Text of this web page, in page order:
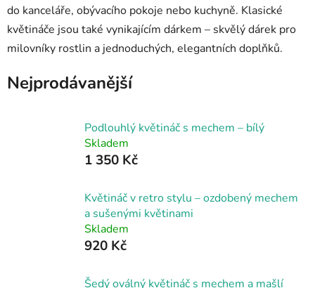
do kanceláře, obývacího pokoje nebo kuchyně. Klasické
květináče jsou také vynikajícím dárkem – skvělý dárek pro
milovníky rostlin a jednoduchých, elegantních doplňků.
Nejprodávanější
Podlouhlý květináč s mechem – bílý
Skladem
1 350 Kč
Květináč v retro stylu – ozdobený mechem
a sušenými květinami
Skladem
920 Kč
Šedý oválný květináč s mechem a mašlí